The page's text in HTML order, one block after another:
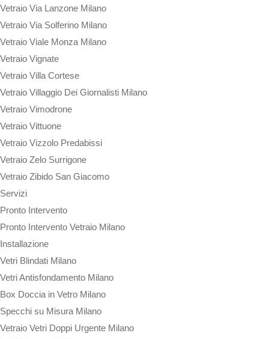
Vetraio Via Lanzone Milano
Vetraio Via Solferino Milano
Vetraio Viale Monza Milano
Vetraio Vignate
Vetraio Villa Cortese
Vetraio Villaggio Dei Giornalisti Milano
Vetraio Vimodrone
Vetraio Vittuone
Vetraio Vizzolo Predabissi
Vetraio Zelo Surrigone
Vetraio Zibido San Giacomo
Servizi
Pronto Intervento
Pronto Intervento Vetraio Milano
Installazione
Vetri Blindati Milano
Vetri Antisfondamento Milano
Box Doccia in Vetro Milano
Specchi su Misura Milano
Vetraio Vetri Doppi Urgente Milano